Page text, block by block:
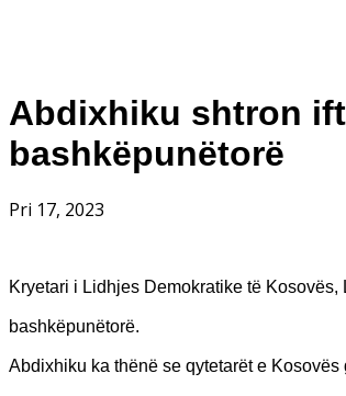
Abdixhiku shtron
bashkëpunëtorë
Pri 17, 2023
Kryetari i Lidhjes Demokratike të
bashkëpunëtorë.
Abdixhiku ka thënë se qytetarët e